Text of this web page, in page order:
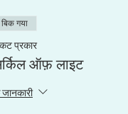
बिक गया
प्रकार
ऑफ़ लाइट